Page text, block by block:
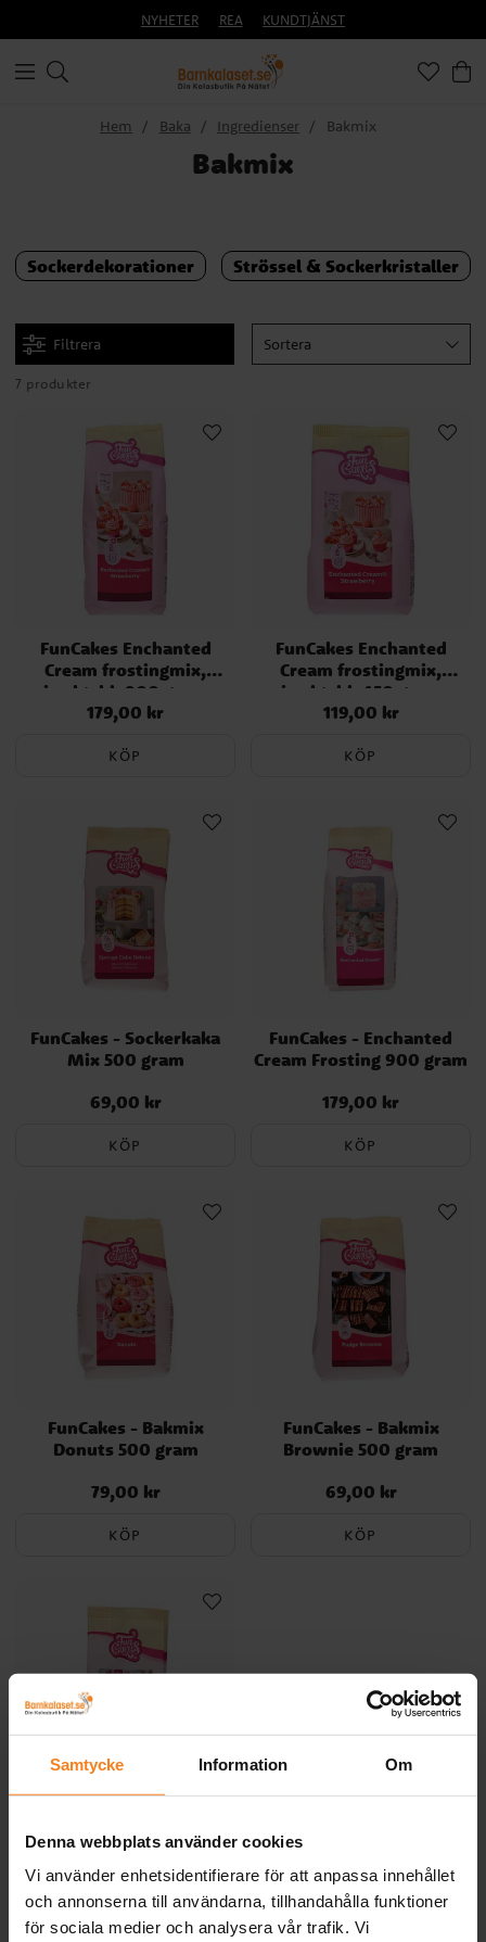
Samtycke Information Om
Denna webbplats använder cookies
Vi använder enhetsidentifierare för att anpassa innehållet
och annonserna till användarna, tillhandahålla funktioner
för sociala medier och analysera vår trafik. Vi
NYHETER REA KUNDTJÄNST
Hem Baka Ingredienser Bakmix
Bakmix
Sockerdekorationer Strössel & Sockerkristaller
Filtrera Sortera
7 produkter
FunCakes Enchanted
Cream frostingmix,
jordgubb 900 gram
Pris:179,00 kr
179,00 kr
KÖP
FunCakes Enchanted
Cream frostingmix,
jordgubb 450 gram
Pris:119,00 kr
119,00 kr
KÖP
FunCakes - Sockerkaka
Mix 500 gram
Pris:69,00 kr
69,00 kr
KÖP
FunCakes - Enchanted
Cream Frosting 900 gram
Pris:179,00 kr
179,00 kr
KÖP
FunCakes - Bakmix
Donuts 500 gram
Pris:79,00 kr
79,00 kr
KÖP
FunCakes - Bakmix
Brownie 500 gram
Pris:69,00 kr
69,00 kr
KÖP
Cupcakes 500 gram
Pris:79,00 kr
79,00 kr
KÖP